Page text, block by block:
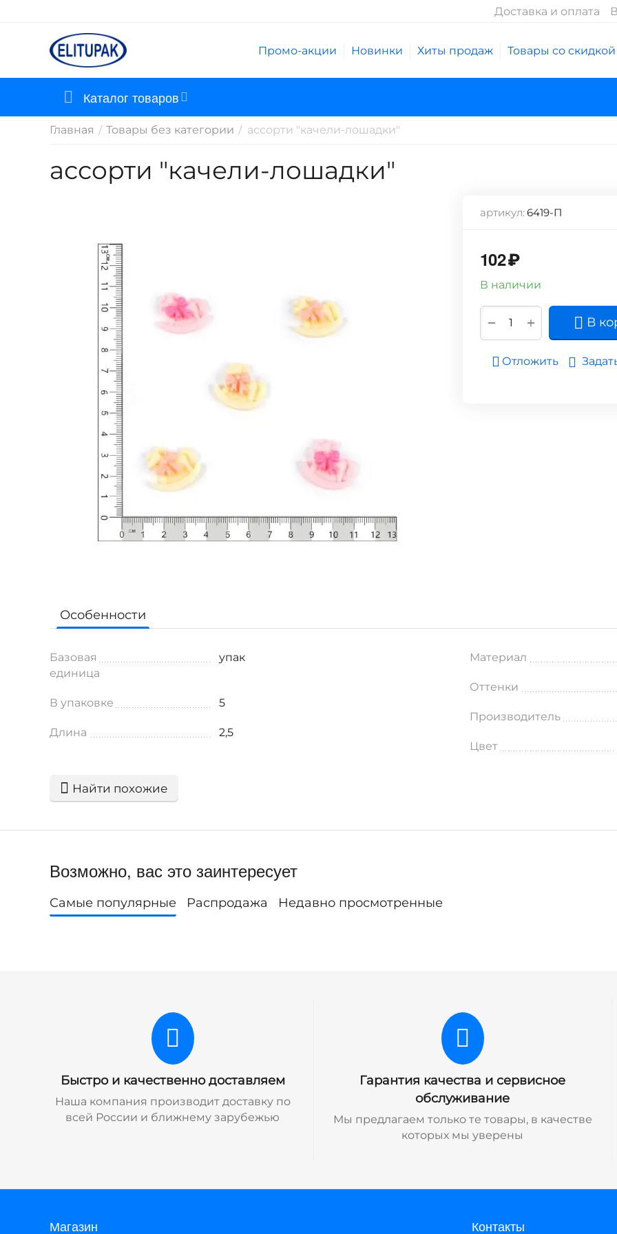
Доставка и оплата
Промо-акции Новинки Хиты продаж Товары со скидкой
Каталог товаров
Главная / Товары без категории / ассорти "качели-лошадки"
ассорти "качели-лошадки"
артикул:6419-П
102₽
В наличии
+
− В
Отложить
Особенности
Базовая
единица
упак
В упаковке 5
Длина 2,5
Материал
Оттенки
Производитель
Цвет
Найти похожие
Возможно, вас это заинтересует
Самые популярные Распродажа Недавно просмотренные
Быстро и качественно доставляем
Наша компания производит доставку по
всей России и ближнему зарубежью
Гарантия качества и сервисное
обслуживание
Мы предлагаем только те товары, в качестве
которых мы уверены
Магазин Контакты